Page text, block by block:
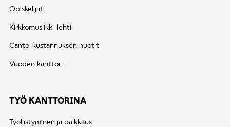
Opiskelijat
Kirkkomusiikki-lehti
Canto-kustannuksen nuotit
Vuoden kanttori
TYÖ KANTTORINA
Työllistyminen ja palkkaus